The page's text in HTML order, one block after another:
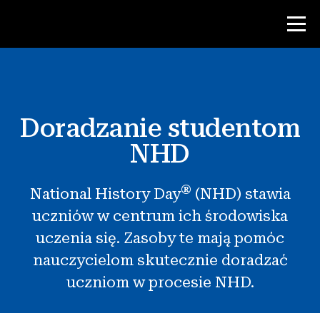
Zasoby dla nauczycieli
Kursy
Instytuty
Nauczanie umiejętności badawczych
Doradzanie studentom NHD
Doradzanie studentom
NHD
National History Day® (NHD) stawia
uczniów w centrum ich środowiska
uczenia się. Zasoby te mają pomóc
nauczycielom skutecznie doradzać
uczniom w procesie NHD.